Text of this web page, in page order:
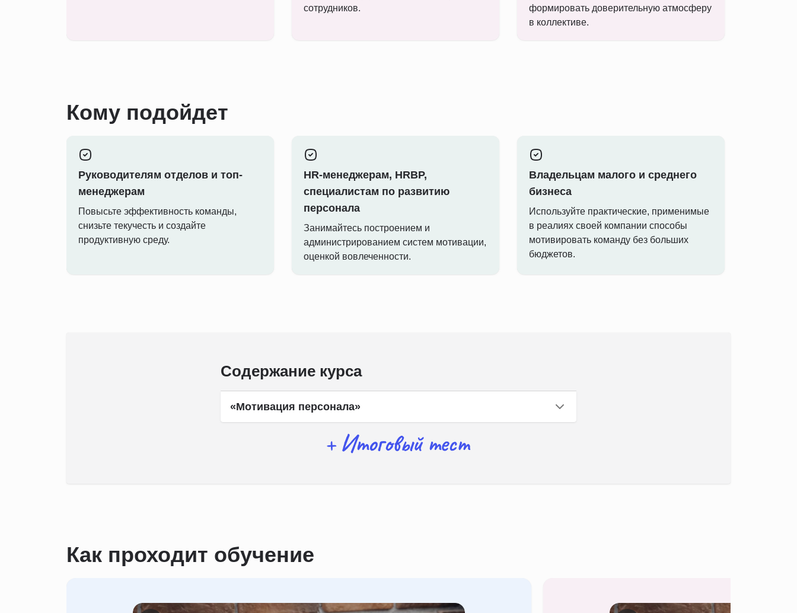
сотрудников.
формировать доверительную атмосферу
в коллективе.
Кому подойдет
Руководителям отделов и топ-
менеджерам
Повысьте эффективность команды,
снизьте текучесть и создайте
продуктивную среду.
HR-менеджерам, HRBP,
специалистам по развитию
персонала
Занимайтесь построением и
администрированием систем мотивации,
оценкой вовлеченности.
Владельцам малого и среднего
бизнеса
Используйте практические, применимые
в реалиях своей компании способы
мотивировать команду без больших
бюджетов.
Содержание курса
«Мотивация персонала»
Как проходит обучение